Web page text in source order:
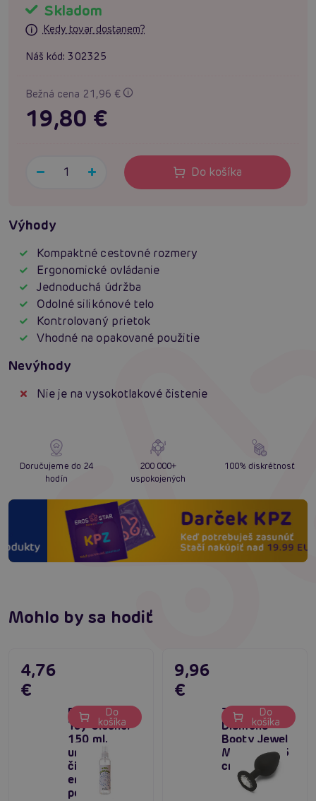
Skladom
Kedy tovar dostanem?
Náš kód: 302325
Bežná cena 21,96 €
19,80 €
Do košíka
Výhody
Kompaktné cestovné rozmery
Ergonomické ovládanie
Jednoduchá údržba
Odolné silikónové telo
Kontrolovaný prietok
Vhodné na opakované použitie
Nevýhody
Nie je na vysokotlakové čistenie
Doručujeme do 24
hodín
200 000+
uspokojených
100% diskrétnosť
Mohlo by sa hodiť
Boss Series
Toy Cleaner
150 ml,
univerzálny
čistič
erotických
pomôcok
4,76
€
Do
košíka
TOYJOY
Diamond
Booty Jewel
Medium (3,5
cm)
9,96
€
Do
košíka